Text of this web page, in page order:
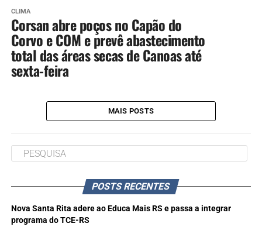
CLIMA
Corsan abre poços no Capão do
Corvo e COM e prevê abastecimento
total das áreas secas de Canoas até
sexta-feira
MAIS POSTS
POSTS RECENTES
Nova Santa Rita adere ao Educa Mais RS e passa a integrar
programa do TCE-RS